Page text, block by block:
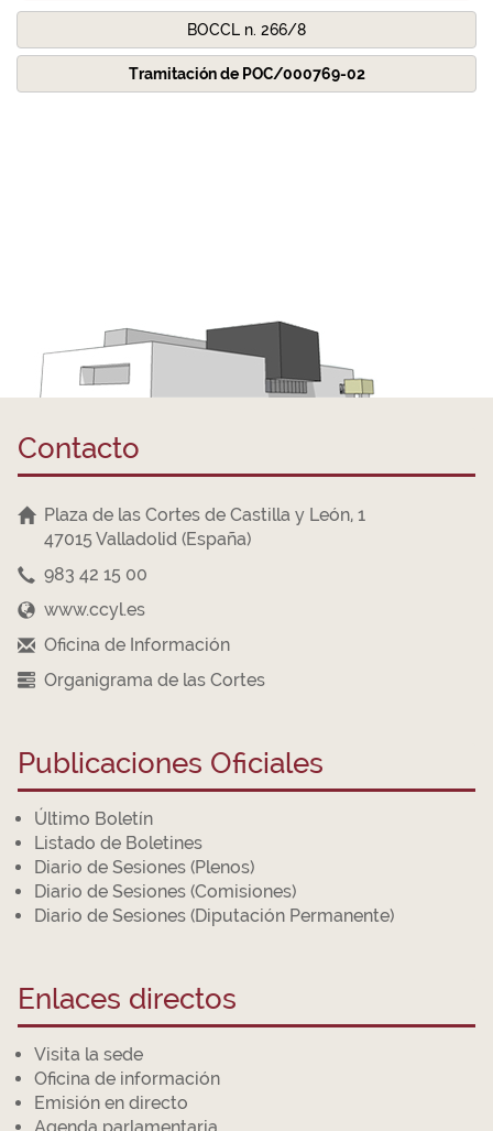
BOCCL n. 266/8
Tramitación de POC/000769-02
Contacto
Plaza de las Cortes de Castilla y León, 1
47015 Valladolid (España)
983 42 15 00
www.ccyl.es
Oficina de Información
Organigrama de las Cortes
Publicaciones Oficiales
Último Boletín
Listado de Boletines
Diario de Sesiones (Plenos)
Diario de Sesiones (Comisiones)
Diario de Sesiones (Diputación Permanente)
Enlaces directos
Visita la sede
Oficina de información
Emisión en directo